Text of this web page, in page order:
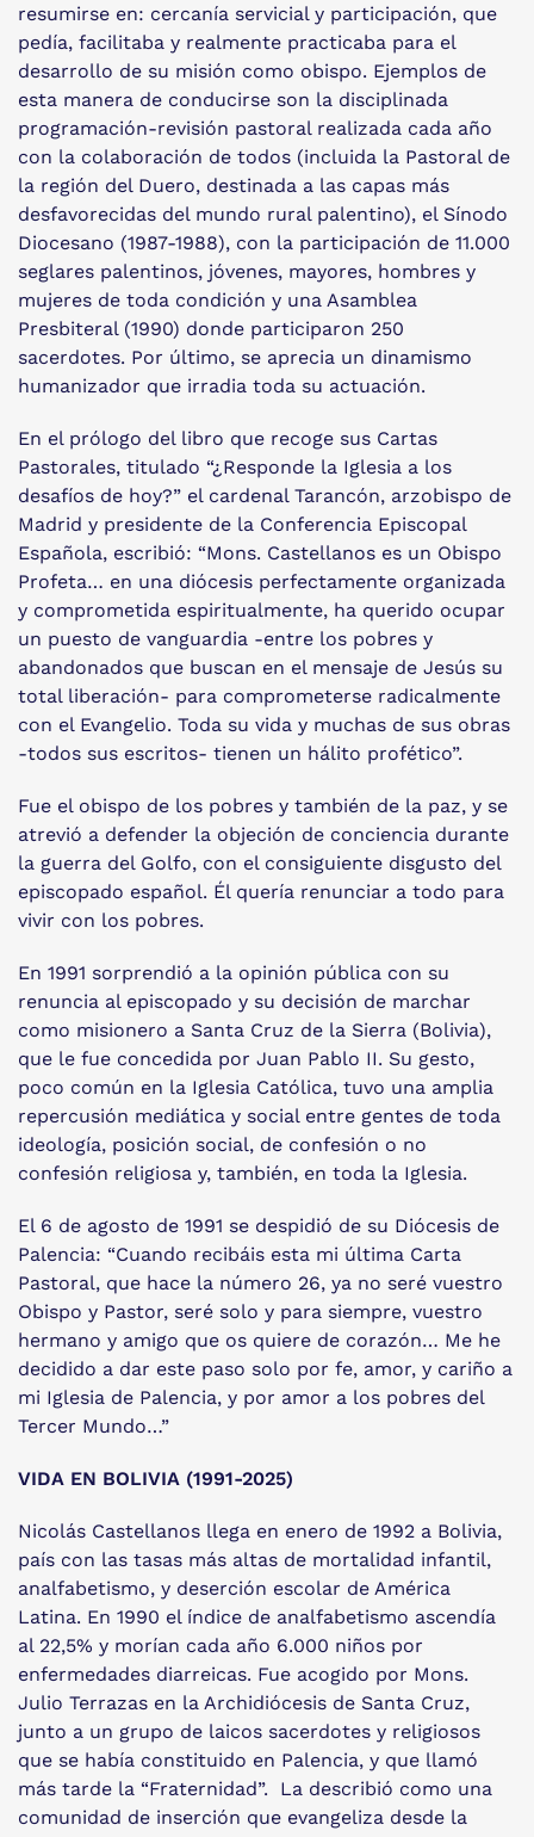
resumirse en: cercanía servicial y participación, que
pedía, facilitaba y realmente practicaba para el
desarrollo de su misión como obispo. Ejemplos de
esta manera de conducirse son la disciplinada
programación-revisión pastoral realizada cada año
con la colaboración de todos (incluida la Pastoral de
la región del Duero, destinada a las capas más
desfavorecidas del mundo rural palentino), el Sínodo
Diocesano (1987-1988), con la participación de 11.000
seglares palentinos, jóvenes, mayores, hombres y
mujeres de toda condición y una Asamblea
Presbiteral (1990) donde participaron 250
sacerdotes. Por último, se aprecia un dinamismo
humanizador que irradia toda su actuación.
En el prólogo del libro que recoge sus Cartas
Pastorales, titulado “¿Responde la Iglesia a los
desafíos de hoy?” el cardenal Tarancón, arzobispo de
Madrid y presidente de la Conferencia Episcopal
Española, escribió: “Mons. Castellanos es un Obispo
Profeta… en una diócesis perfectamente organizada
y comprometida espiritualmente, ha querido ocupar
un puesto de vanguardia -entre los pobres y
abandonados que buscan en el mensaje de Jesús su
total liberación- para comprometerse radicalmente
con el Evangelio. Toda su vida y muchas de sus obras
-todos sus escritos- tienen un hálito profético”.
Fue el obispo de los pobres y también de la paz, y se
atrevió a defender la objeción de conciencia durante
la guerra del Golfo, con el consiguiente disgusto del
episcopado español. Él quería renunciar a todo para
vivir con los pobres.
En 1991 sorprendió a la opinión pública con su
renuncia al episcopado y su decisión de marchar
como misionero a Santa Cruz de la Sierra (Bolivia),
que le fue concedida por Juan Pablo II. Su gesto,
poco común en la Iglesia Católica, tuvo una amplia
repercusión mediática y social entre gentes de toda
ideología, posición social, de confesión o no
confesión religiosa y, también, en toda la Iglesia.
El 6 de agosto de 1991 se despidió de su Diócesis de
Palencia: “Cuando recibáis esta mi última Carta
Pastoral, que hace la número 26, ya no seré vuestro
Obispo y Pastor, seré solo y para siempre, vuestro
hermano y amigo que os quiere de corazón… Me he
decidido a dar este paso solo por fe, amor, y cariño a
mi Iglesia de Palencia, y por amor a los pobres del
Tercer Mundo…”
VIDA EN BOLIVIA (1991-2025)
Nicolás Castellanos llega en enero de 1992 a Bolivia,
país con las tasas más altas de mortalidad infantil,
analfabetismo, y deserción escolar de América
Latina. En 1990 el índice de analfabetismo ascendía
al 22,5% y morían cada año 6.000 niños por
enfermedades diarreicas. Fue acogido por Mons.
Julio Terrazas en la Archidiócesis de Santa Cruz,
junto a un grupo de laicos sacerdotes y religiosos
que se había constituido en Palencia, y que llamó
más tarde la “Fraternidad”. La describió como una
comunidad de inserción que evangeliza desde la